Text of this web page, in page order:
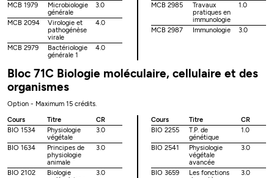
MCB 1979
Microbiologie
générale
3.0
MCB 2094
Virologie et
pathogénèse
virale
4.0
MCB 2979
Bactériologie
générale 1
4.0
MCB 2985
Travaux
pratiques en
immunologie
1.0
MCB 2987 Immunologie 3.0
Bloc 71C Biologie moléculaire, cellulaire et des
organismes
Option - Maximum 15 crédits.
Cours
Titre
CR
BIO 1534
Physiologie
végétale
3.0
BIO 1634
Principes de
physiologie
animale
3.0
BIO 2102
Biologie
3.0
Cours Titre
CR
BIO 2255
T.P. de
génétique
1.0
BIO 2541
Physiologie
végétale
avancée
3.0
BIO 3659
Les fonctions
3.0